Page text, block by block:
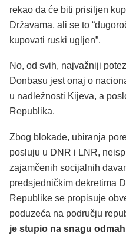
rekao da će biti prisiljen
Državama, ali se to
kupovati ruski ugljen”.
No, od svih, najvažniji
Donbasu jest onaj o
u nadležnosti Kijeva, a
Republika.
Zbog blokade, ubiranja
posluju u DNR i LNR,
zajamčenih socijalnih
predsjedničkim dekretima
Republike se propisuje
poduzeća na području
je stupio na snagu odmah